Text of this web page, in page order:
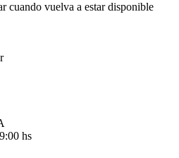
cuando vuelva a estar disponible
hs